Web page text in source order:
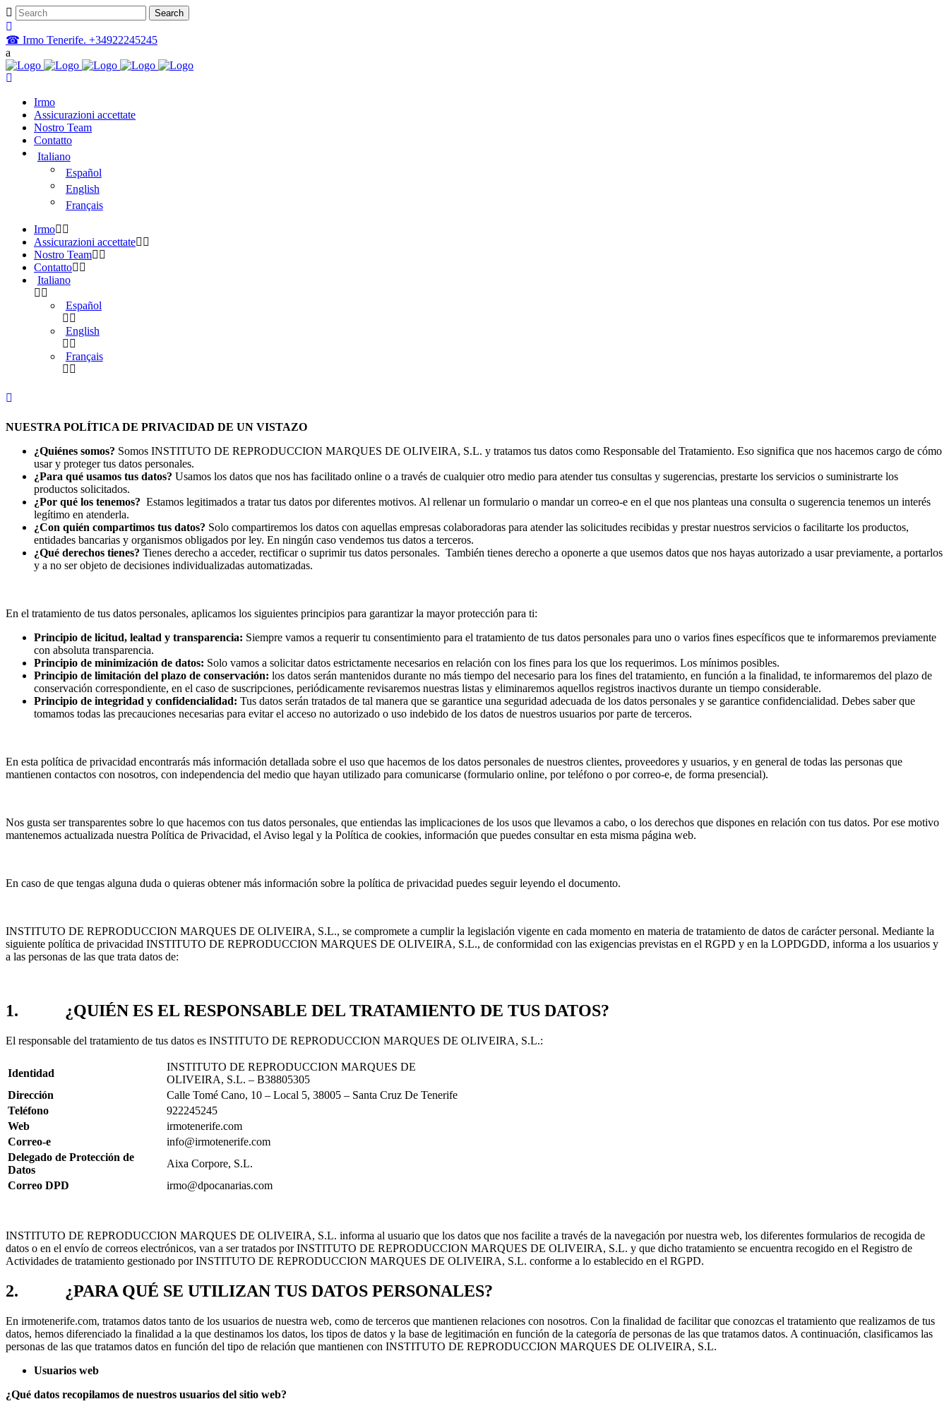
☎ Irmo Tenerife. +34922245245
Irmo
Assicurazioni accettate
Nostro Team
Contatto
Italiano
Español
English
Français
Irmo
Assicurazioni accettate
Nostro Team
Contatto
Italiano
Español
English
Français
NUESTRA POLÍTICA DE PRIVACIDAD DE UN VISTAZO
¿Quiénes somos? Somos INSTITUTO DE REPRODUCCION MARQUES DE OLIVEIRA, S.L. y tratamos tus datos como Responsable del Tratamiento. Eso significa que nos hacemos cargo de cómo
usar y proteger tus datos personales.
¿Para qué usamos tus datos? Usamos los datos que nos has facilitado online o a través de cualquier otro medio para atender tus consultas y sugerencias, prestarte los servicios o suministrarte los
productos solicitados.
¿Por qué los tenemos? Estamos legitimados a tratar tus datos por diferentes motivos. Al rellenar un formulario o mandar un correo-e en el que nos planteas una consulta o sugerencia tenemos un interés
legítimo en atenderla.
¿Con quién compartimos tus datos? Solo compartiremos los datos con aquellas empresas colaboradoras para atender las solicitudes recibidas y prestar nuestros servicios o facilitarte los productos,
entidades bancarias y organismos obligados por ley. En ningún caso vendemos tus datos a terceros.
¿Qué derechos tienes? Tienes derecho a acceder, rectificar o suprimir tus datos personales. También tienes derecho a oponerte a que usemos datos que nos hayas autorizado a usar previamente, a portarlos
y a no ser objeto de decisiones individualizadas automatizadas.
En el tratamiento de tus datos personales, aplicamos los siguientes principios para garantizar la mayor protección para ti:
Principio de licitud, lealtad y transparencia: Siempre vamos a requerir tu consentimiento para el tratamiento de tus datos personales para uno o varios fines específicos que te informaremos previamente
con absoluta transparencia.
Principio de minimización de datos: Solo vamos a solicitar datos estrictamente necesarios en relación con los fines para los que los requerimos. Los mínimos posibles.
Principio de limitación del plazo de conservación: los datos serán mantenidos durante no más tiempo del necesario para los fines del tratamiento, en función a la finalidad, te informaremos del plazo de
conservación correspondiente, en el caso de suscripciones, periódicamente revisaremos nuestras listas y eliminaremos aquellos registros inactivos durante un tiempo considerable.
Principio de integridad y confidencialidad: Tus datos serán tratados de tal manera que se garantice una seguridad adecuada de los datos personales y se garantice confidencialidad. Debes saber que
tomamos todas las precauciones necesarias para evitar el acceso no autorizado o uso indebido de los datos de nuestros usuarios por parte de terceros.
En esta política de privacidad encontrarás más información detallada sobre el uso que hacemos de los datos personales de nuestros clientes, proveedores y usuarios, y en general de todas las personas que
mantienen contactos con nosotros, con independencia del medio que hayan utilizado para comunicarse (formulario online, por teléfono o por correo-e, de forma presencial).
Nos gusta ser transparentes sobre lo que hacemos con tus datos personales, que entiendas las implicaciones de los usos que llevamos a cabo, o los derechos que dispones en relación con tus datos. Por ese motivo
mantenemos actualizada nuestra Política de Privacidad, el Aviso legal y la Política de cookies, información que puedes consultar en esta misma página web.
En caso de que tengas alguna duda o quieras obtener más información sobre la política de privacidad puedes seguir leyendo el documento.
INSTITUTO DE REPRODUCCION MARQUES DE OLIVEIRA, S.L., se compromete a cumplir la legislación vigente en cada momento en materia de tratamiento de datos de carácter personal. Mediante la
siguiente política de privacidad INSTITUTO DE REPRODUCCION MARQUES DE OLIVEIRA, S.L., de conformidad con las exigencias previstas en el RGPD y en la LOPDGDD, informa a los usuarios y
a las personas de las que trata datos de:
1. ¿QUIÉN ES EL RESPONSABLE DEL TRATAMIENTO DE TUS DATOS?
El responsable del tratamiento de tus datos es INSTITUTO DE REPRODUCCION MARQUES DE OLIVEIRA, S.L.:
Identidad
INSTITUTO DE REPRODUCCION MARQUES DE
OLIVEIRA, S.L. – B38805305
Dirección
Calle Tomé Cano, 10 – Local 5, 38005 – Santa Cruz De Tenerife
Teléfono
922245245
Web
irmotenerife.com
Correo-e
info@irmotenerife.com
Delegado de Protección de
Datos
Aixa Corpore, S.L.
Correo DPD
irmo@dpocanarias.com
INSTITUTO DE REPRODUCCION MARQUES DE OLIVEIRA, S.L. informa al usuario que los datos que nos facilite a través de la navegación por nuestra web, los diferentes formularios de recogida de
datos o en el envío de correos electrónicos, van a ser tratados por INSTITUTO DE REPRODUCCION MARQUES DE OLIVEIRA, S.L. y que dicho tratamiento se encuentra recogido en el Registro de
Actividades de tratamiento gestionado por INSTITUTO DE REPRODUCCION MARQUES DE OLIVEIRA, S.L. conforme a lo establecido en el RGPD.
2. ¿PARA QUÉ SE UTILIZAN TUS DATOS PERSONALES?
En irmotenerife.com, tratamos datos tanto de los usuarios de nuestra web, como de terceros que mantienen relaciones con nosotros. Con la finalidad de facilitar que conozcas el tratamiento que realizamos de tus
datos, hemos diferenciado la finalidad a la que destinamos los datos, los tipos de datos y la base de legitimación en función de la categoría de personas de las que tratamos datos. A continuación, clasificamos las
personas de las que tratamos datos en función del tipo de relación que mantienen con INSTITUTO DE REPRODUCCION MARQUES DE OLIVEIRA, S.L.
Usuarios web
¿Qué datos recopilamos de nuestros usuarios del sitio web?